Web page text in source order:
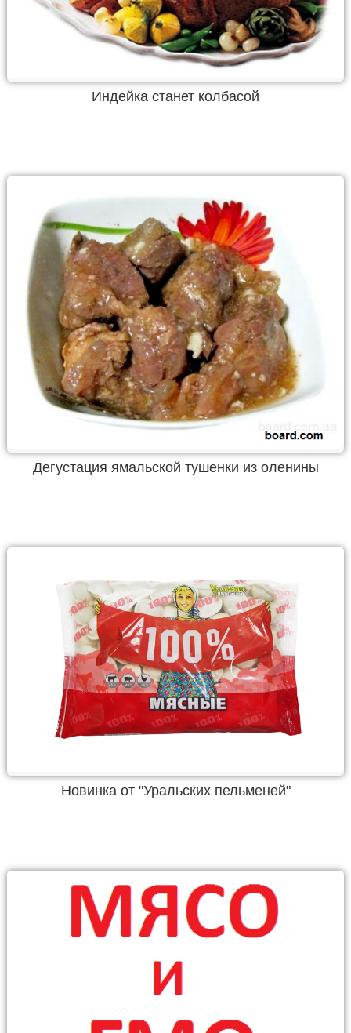
Индейка станет колбасой
Дегустация ямальской тушенки из оленины
Новинка от "Уральских пельменей"